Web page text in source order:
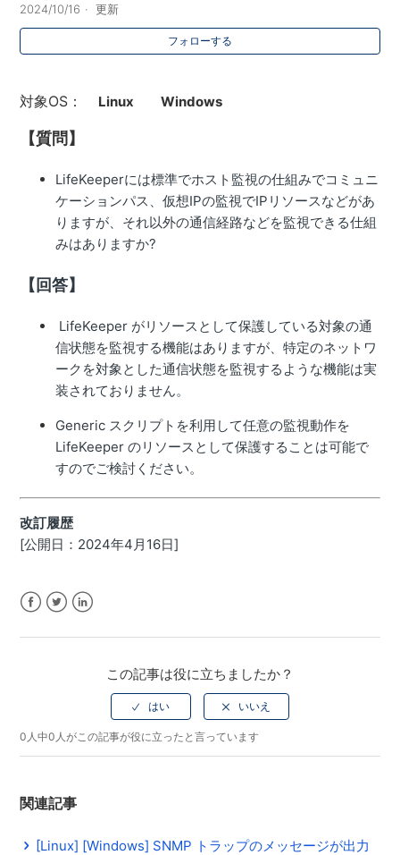
2024/10/16 更新
フォローする
対象OS： Linux Windows
【質問】
LifeKeeperには標準でホスト監視の仕組みでコミュニ
ケーションパス、仮想IPの監視でIPリソースなどがあ
りますが、それ以外の通信経路などを監視できる仕組
みはありますか?
【回答】
LifeKeeper がリソースとして保護している対象の通
信状態を監視する機能はありますが、特定のネットワ
ークを対象とした通信状態を監視するような機能は実
装されておりません。
Generic スクリプトを利用して任意の監視動作を
LifeKeeper のリソースとして保護することは可能で
すのでご検討ください。
改訂履歴
[公開日：2024年4月16日]
この記事は役に立ちましたか？
0人中0人がこの記事が役に立ったと言っています
関連記事
[Linux] [Windows] SNMP トラップのメッセージが出力